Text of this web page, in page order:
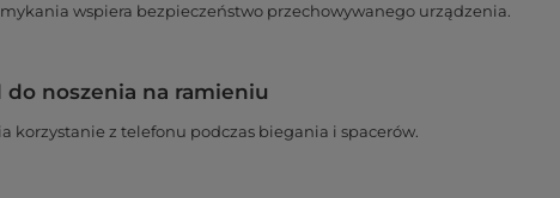
wspiera bezpieczeństwo przechowywanego urządzenia.
do noszenia na ramieniu
korzystanie z telefonu podczas biegania i spacerów.